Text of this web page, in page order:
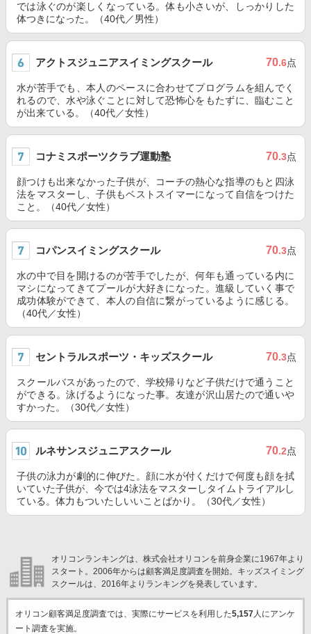
では泳ぐのが楽しくなっている。体も小さいが、しっかりした
体つきになった。（40代／男性）
アクトスジュニアスイミングスクール 70.6点
水が苦手でも、本人のペースに合わせてプログラムを組んでく
れるので、水や泳ぐことに対して恐怖心をもたずに、臨むこと
が出来ている。（40代／女性）
コナミスポーツクラブ運動塾 70.3点
顔つけも出来なかった子供が、コーチの熱心な指導のもと四泳
法をマスターし、子供もベストスイマーになって自信をつけた
こと。（40代／女性）
コパンスイミングスクール 70.3点
水の中で目を開けるのが苦手でしたが、何年も通っている内に
マシになってきてプールが大好きになった。進級していく事で
成功体験ができて、本人の自信に繋がっているように感じる。
（40代／女性）
セントラルスポーツ・キッズスクール 70.3点
スクールバスがあったので、学校帰りなど子供だけで通うこと
ができる。泳げるようになった事。友達が沢山居たので通いや
すかった。（30代／女性）
ルネサンスジュニアスクール 70.2点
子供の泳力が劇的に伸びた。顔に水が付くだけで何度も顔を拭
いていた子供が、今では4泳法をマスターしタイムトライアルし
ている。体力もついたしいいことばかり。（30代／女性）
オリコンランキングは、株式会社オリコンを前身企業に1967年より
スタート。2006年からは顧客満足度調査を開始。キッズスイミング
スクールは、2016年よりランキングを発表しています。
オリコン顧客満足度調査では、実際にサービスを利用した5,157人にアンケ
ート調査を実施。